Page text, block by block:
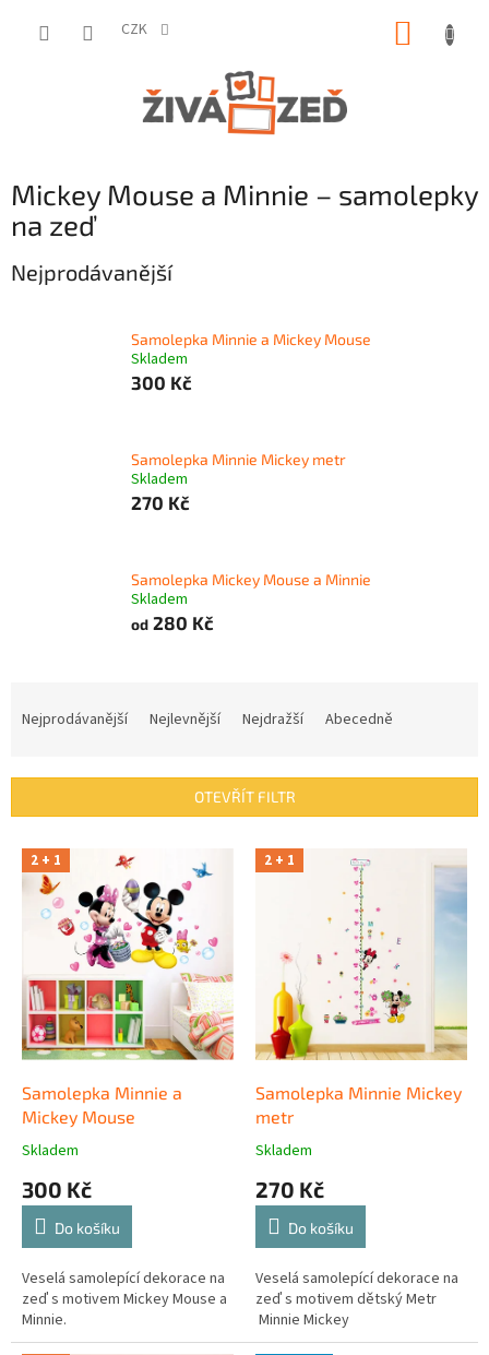
CZK
Mickey Mouse a Minnie – samolepky
na zeď
Nejprodávanější
Samolepka Minnie a Mickey Mouse
Skladem
300 Kč
Samolepka Minnie Mickey metr
Skladem
270 Kč
Samolepka Mickey Mouse a Minnie
Skladem
od 280 Kč
í
Nejprodávanější Nejlevnější Nejdražší Abecedně
OTEVŘÍT FILTR
V
p
2 + 1
Samolepka Minnie a
Mickey Mouse
Skladem
300 Kč
Do košíku
Veselá samolepící dekorace na
zeď s motivem Mickey Mouse a
Minnie.
2 + 1
Samolepka Minnie Mickey
metr
Skladem
270 Kč
Do košíku
Veselá samolepící dekorace na
zeď s motivem dětský Metr
Minnie Mickey